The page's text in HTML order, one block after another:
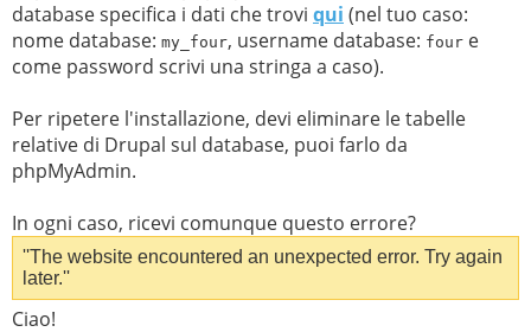
database specifica i dati che trovi qui (nel tuo caso:
nome database: my_four, username database: four e
come password scrivi una stringa a caso).
Per ripetere l'installazione, devi eliminare le tabelle
relative di Drupal sul database, puoi farlo da
phpMyAdmin.
In ogni caso, ricevi comunque questo errore?
''The website encountered an unexpected error. Try again
later.''
Ciao!